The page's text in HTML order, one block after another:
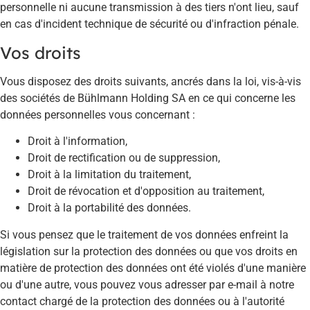
personnelle ni aucune transmission à des tiers n'ont lieu, sauf
en cas d'incident technique de sécurité ou d'infraction pénale.
Vos droits
Vous disposez des droits suivants, ancrés dans la loi, vis-à-vis
des sociétés de Bühlmann Holding SA en ce qui concerne les
données personnelles vous concernant :
Droit à l'information,
Droit de rectification ou de suppression,
Droit à la limitation du traitement,
Droit de révocation et d'opposition au traitement,
Droit à la portabilité des données.
Si vous pensez que le traitement de vos données enfreint la
législation sur la protection des données ou que vos droits en
matière de protection des données ont été violés d'une manière
ou d'une autre, vous pouvez vous adresser par e-mail à notre
contact chargé de la protection des données ou à l'autorité